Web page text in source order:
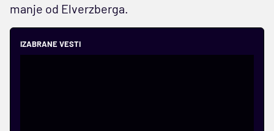
manje od Elverzberga.
IZABRANE VESTI